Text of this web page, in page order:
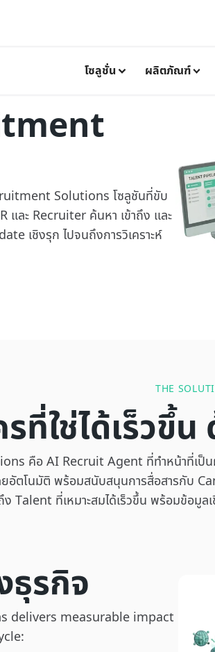
โซลูชั่น ผลิตภัณฑ์
Solutions โซลูชันที่ขับ
ละ Recruiter ค้นหา เข้าถึง และ
เชิงรุก ไปจนถึงการวิเคราะห์
THE
ที่ใช่ได้เร็วขึ้
คือ AI Recruit Agent ที่ทำหน้าที่เป็
อัตโนมัติ พร้อมสนับสนุนการสื่อสารกับ
ง Talent ที่เหมาะสมได้เร็วขึ้น พร้อมข้อมูล
ธุรกิจ
delivers measurable impact